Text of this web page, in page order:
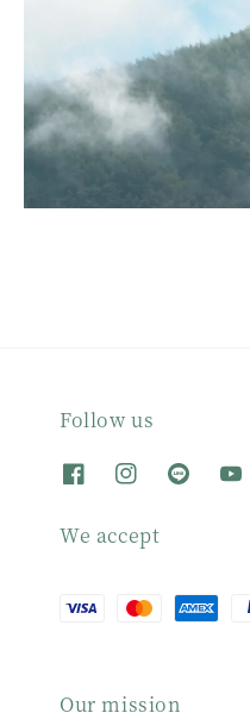
Follow us
We accept
Our mission